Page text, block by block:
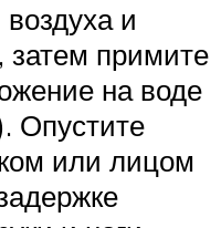
и
затем примите
на воде
Опустите
или лицом